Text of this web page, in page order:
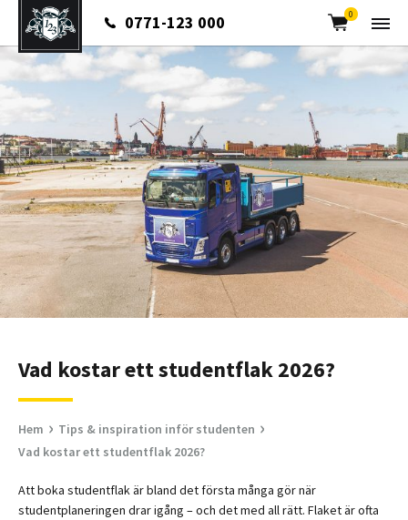
0771-123 000 Cart
0
Vad kostar ett studentflak 2026?
Hem › Tips & inspiration inför studenten ›
Vad kostar ett studentflak 2026?
Att boka studentflak är bland det första många gör när
studentplaneringen drar igång – och det med all rätt. Flaket är ofta